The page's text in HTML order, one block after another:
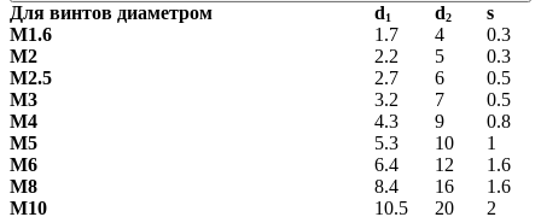
Для винтов диаметром d1 d2
s
М1.6
1.7 4
0.3
М2
2.2 5
0.3
М2.5
2.7 6
0.5
М3
3.2 7
0.5
М4
4.3 9
0.8
М5
5.3 10
1
М6
6.4 12
1.6
М8
8.4 16
1.6
М10
10.5 20
2